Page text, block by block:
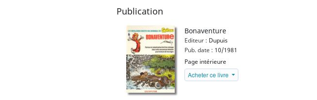
Publication
Bonaventure
Editeur : Dupuis
Pub. date : 10/1981
Page intérieure
Acheter ce livre